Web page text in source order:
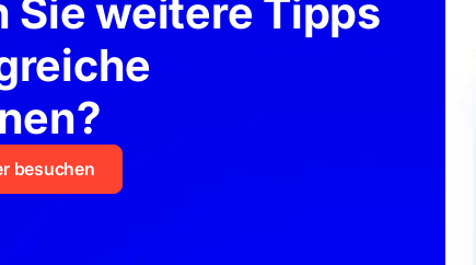
Sie weitere Tipps
besuchen